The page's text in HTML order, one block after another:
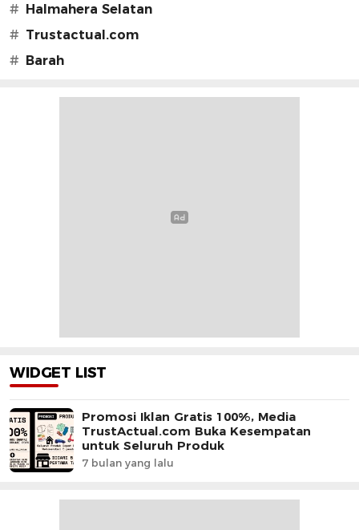
# Halmahera Selatan
# Trustactual.com
# Barah
WIDGET LIST
Promosi Iklan Gratis 100%, Media
TrustActual.com Buka Kesempatan
untuk Seluruh Produk
7 bulan yang lalu